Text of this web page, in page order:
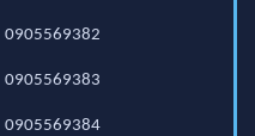
0905569382
0905569383
0905569384